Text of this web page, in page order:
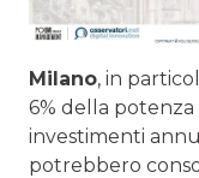
Milano, in
6% della
investimenti
potrebbero